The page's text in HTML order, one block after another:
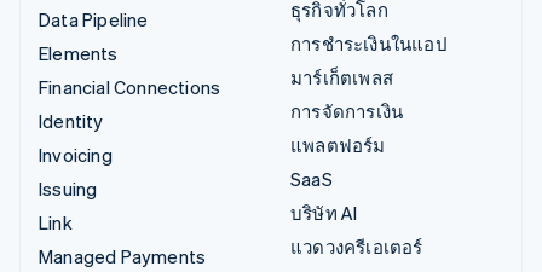
Data Pipeline
Elements
Financial Connections
Identity
Invoicing
Issuing
Link
Managed Payments
ธุรกิจทั่วโลก
การชำระเงินในแอป
มาร์เก็ตเพลส
การจัดการเงิน
แพลตฟอร์ม
SaaS
บริษัท AI
แวดวงครีเอเตอร์